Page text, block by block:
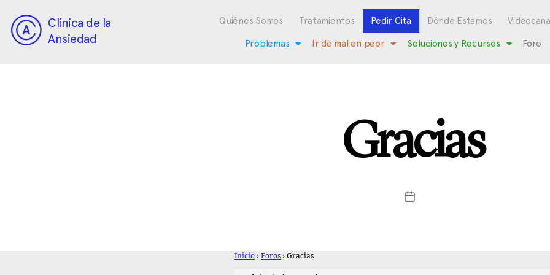
Clínica de la
Ansiedad
Quiénes Somos Tratamientos Pedir Cita Dónde Estamos
Problemas Ir de mal en peor Soluciones y Recursos Foro
Gracias
Inicio › Foros › Gracias